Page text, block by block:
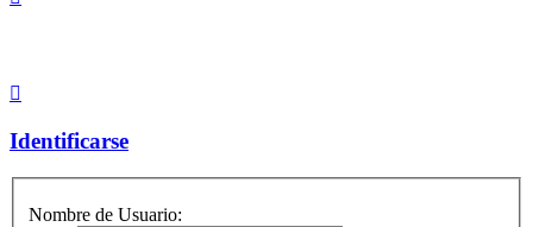
Identificarse
Nombre de Usuario: